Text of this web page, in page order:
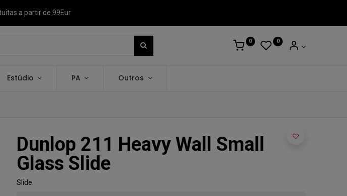
a partir de 99Eur
0 0
Estúdio PA Outros
Dunlop 211 Heavy Wall Small
Glass Slide
Slide.